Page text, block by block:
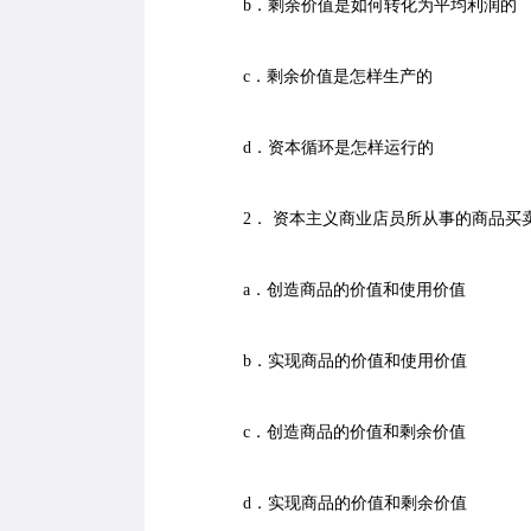
b．剩余价值是如何转化为平均利润的
c．剩余价值是怎样生产的
d．资本循环是怎样运行的
2． 资本主义商业店员所从事的商品
a．创造商品的价值和使用价值
b．实现商品的价值和使用价值
c．创造商品的价值和剩余价值
d．实现商品的价值和剩余价值